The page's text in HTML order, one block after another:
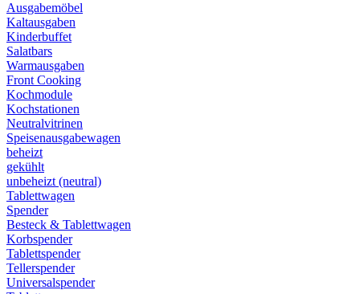
Ausgabemöbel
Kaltausgaben
Kinderbuffet
Salatbars
Warmausgaben
Front Cooking
Kochmodule
Kochstationen
Neutralvitrinen
Speisenausgabewagen
beheizt
gekühlt
unbeheizt (neutral)
Tablettwagen
Spender
Besteck & Tablettwagen
Korbspender
Tablettspender
Tellerspender
Universalspender